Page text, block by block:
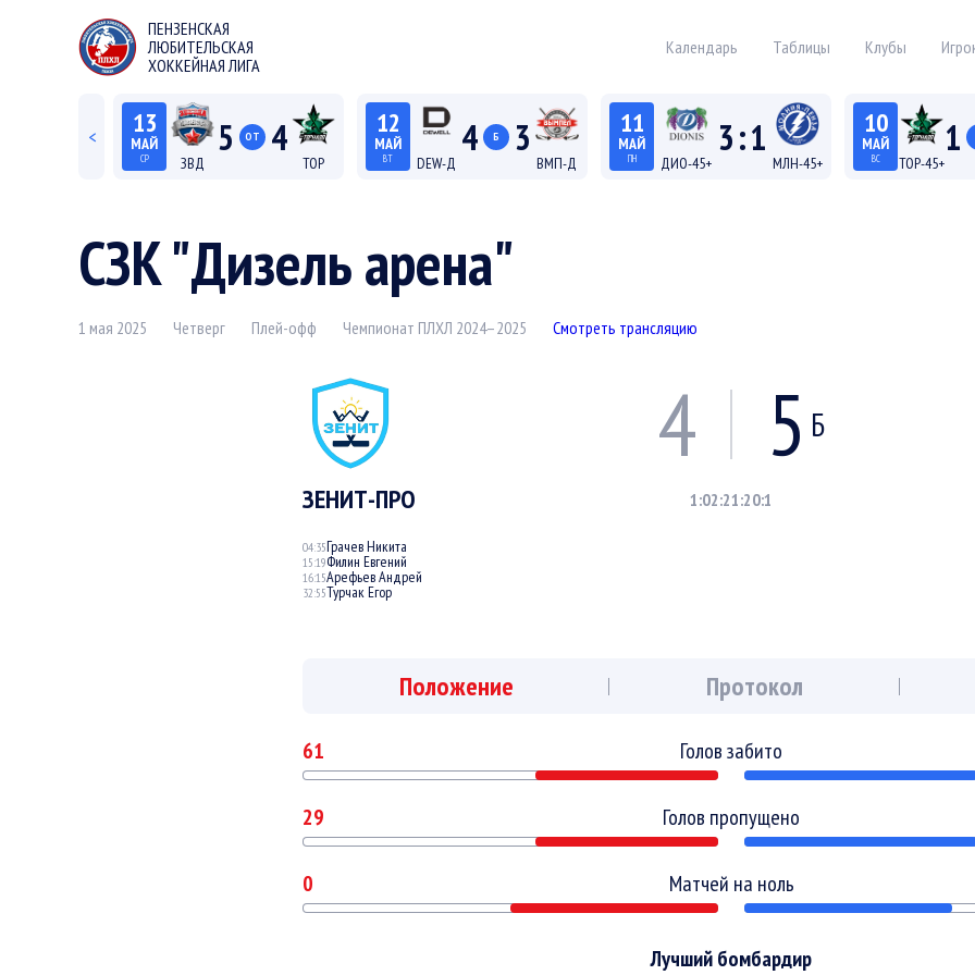
ПЕНЗЕНСКАЯ
ЛЮБИТЕЛЬСКАЯ
ХОККЕЙНАЯ ЛИГА
Календарь Таблицы Клубы
< 13
МАЙ
СР ЗВД
5 ОТ 4
ТОР
12
МАЙ
ВТ DEW-Д
4 Б 3
ВМП-Д
11
МАЙ
ПН ДИО-45+
3:1
МЛН-45+
10
МАЙ
ВС ТОР-45+
1
СЗК "Дизель арена"
1 мая 2025 Четверг Плей-офф Чемпионат ПЛХЛ 2024–2025 Смотреть трансляцию
4 5 Б
ЗЕНИТ-ПРО 1:02:21:20:1
04:35Грачев Никита
15:19Филин Евгений
16:15Арефьев Андрей
32:55Турчак Егор
Положение Протокол
61 Голов забито
29 Голов пропущено
0 Матчей на ноль
Лучший бомбардир